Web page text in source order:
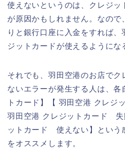
使えないというのは、クレジッ
が原因かもしれません。なので
りと銀行口座に入金をすれば、
ジットカードが使えるようにな
それでも、羽田空港のお店でク
ないエラーが発生する人は、各
トカード】【 羽田空港 クレジ
羽田空港 クレジットカード 失
ットカード 使えない】という
をオススメします。